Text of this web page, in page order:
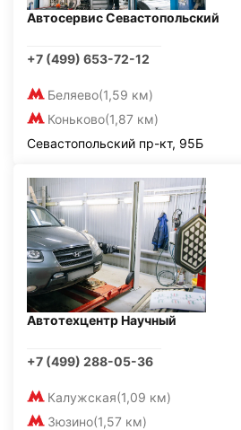
Автосервис Севастопольский
+7 (499) 653-72-12
Беляево(1,59 км)
Коньково(1,87 км)
Севастопольский пр-кт, 95Б
Автотехцентр Научный
+7 (499) 288-05-36
Калужская(1,09 км)
Зюзино(1,57 км)